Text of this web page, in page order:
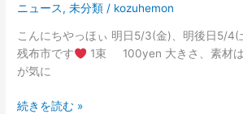
ニュース,未分類 / kozuhemon
こんにちやっほぃ 明日5/3(金)、明後日5/4(
残布市です
1束 100yen 大きさ、素材
が気に
続きを読む »